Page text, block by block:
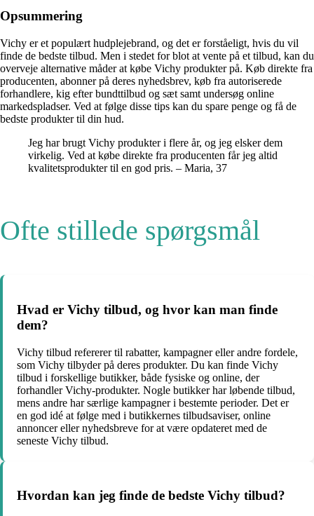
Opsummering
Vichy er et populært hudplejebrand, og det er forståeligt, hvis du vil
finde de bedste tilbud. Men i stedet for blot at vente på et tilbud, kan du
overveje alternative måder at købe Vichy produkter på. Køb direkte fra
producenten, abonner på deres nyhedsbrev, køb fra autoriserede
forhandlere, kig efter bundttilbud og sæt samt undersøg online
markedspladser. Ved at følge disse tips kan du spare penge og få de
bedste produkter til din hud.
Jeg har brugt Vichy produkter i flere år, og jeg elsker dem
virkelig. Ved at købe direkte fra producenten får jeg altid
kvalitetsprodukter til en god pris. – Maria, 37
Ofte stillede spørgsmål
Hvad er Vichy tilbud, og hvor kan man finde
dem?
Vichy tilbud refererer til rabatter, kampagner eller andre fordele,
som Vichy tilbyder på deres produkter. Du kan finde Vichy
tilbud i forskellige butikker, både fysiske og online, der
forhandler Vichy-produkter. Nogle butikker har løbende tilbud,
mens andre har særlige kampagner i bestemte perioder. Det er
en god idé at følge med i butikkernes tilbudsaviser, online
annoncer eller nyhedsbreve for at være opdateret med de
seneste Vichy tilbud.
Hvordan kan jeg finde de bedste Vichy tilbud?